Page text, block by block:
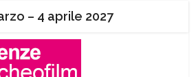
– 4 aprile 2027